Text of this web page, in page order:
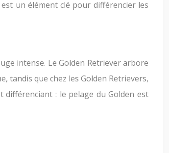
un élément clé pour différencier les
intense. Le Golden Retriever arbore
tandis que chez les Golden Retrievers,
: le pelage du Golden est